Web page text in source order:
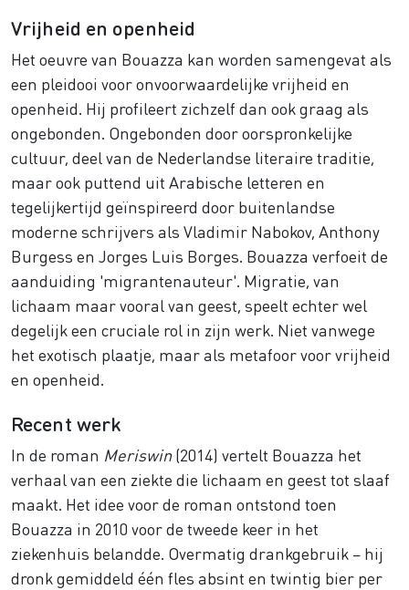
Vrijheid en openheid
Het oeuvre van Bouazza kan worden samengevat als
een pleidooi voor onvoorwaardelijke vrijheid en
openheid. Hij profileert zichzelf dan ook graag als
ongebonden. Ongebonden door oorspronkelijke
cultuur, deel van de Nederlandse literaire traditie,
maar ook puttend uit Arabische letteren en
tegelijkertijd geïnspireerd door buitenlandse
moderne schrijvers als Vladimir Nabokov, Anthony
Burgess en Jorges Luis Borges. Bouazza verfoeit de
aanduiding 'migrantenauteur'. Migratie, van
lichaam maar vooral van geest, speelt echter wel
degelijk een cruciale rol in zijn werk. Niet vanwege
het exotisch plaatje, maar als metafoor voor vrijheid
en openheid.
Recent werk
In de roman Meriswin(2014) vertelt Bouazza het
verhaal van een ziekte die lichaam en geest tot slaaf
maakt. Het idee voor de roman ontstond toen
Bouazza in 2010 voor de tweede keer in het
ziekenhuis belandde. Overmatig drankgebruik – hij
dronk gemiddeld één fles absint en twintig bier per